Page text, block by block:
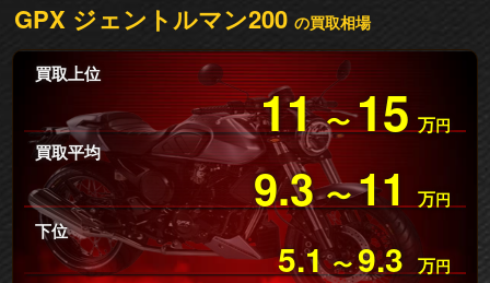
GPX ジェントルマン200 の買取相場
買取上位
11 〜15 万円
買取平均
9.3 〜11 万円
下位
5.1 〜9.3 万円